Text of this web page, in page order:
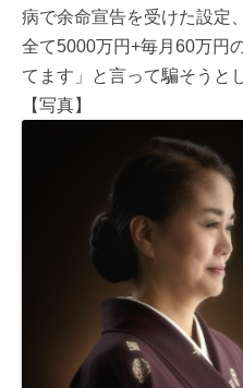
病で余命宣告を受けた設定
全て5000万円+毎月60万円
てます」と言って騙そうと
【写真】